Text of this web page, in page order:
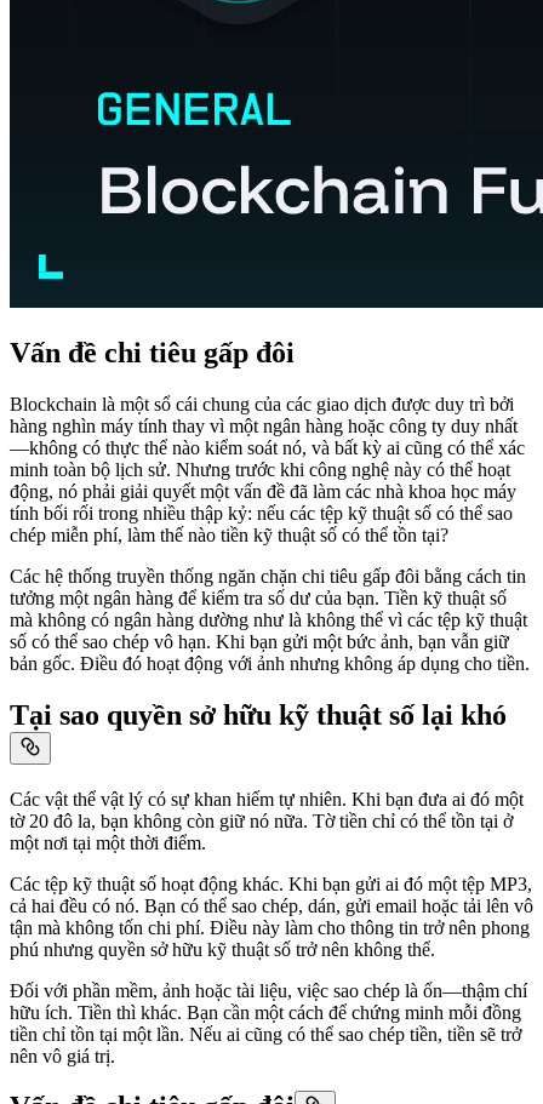
Vấn đề chi tiêu gấp đôi
Blockchain là một sổ cái chung của các giao dịch được duy trì bởi
hàng nghìn máy tính thay vì một ngân hàng hoặc công ty duy nhất
—không có thực thể nào kiểm soát nó, và bất kỳ ai cũng có thể xác
minh toàn bộ lịch sử. Nhưng trước khi công nghệ này có thể hoạt
động, nó phải giải quyết một vấn đề đã làm các nhà khoa học máy
tính bối rối trong nhiều thập kỷ: nếu các tệp kỹ thuật số có thể sao
chép miễn phí, làm thế nào tiền kỹ thuật số có thể tồn tại?
Các hệ thống truyền thống ngăn chặn chi tiêu gấp đôi bằng cách tin
tưởng một ngân hàng để kiểm tra số dư của bạn. Tiền kỹ thuật số
mà không có ngân hàng dường như là không thể vì các tệp kỹ thuật
số có thể sao chép vô hạn. Khi bạn gửi một bức ảnh, bạn vẫn giữ
bản gốc. Điều đó hoạt động với ảnh nhưng không áp dụng cho tiền.
Tại sao quyền sở hữu kỹ thuật số lại khó
Các vật thể vật lý có sự khan hiếm tự nhiên. Khi bạn đưa ai đó một
tờ 20 đô la, bạn không còn giữ nó nữa. Tờ tiền chỉ có thể tồn tại ở
một nơi tại một thời điểm.
Các tệp kỹ thuật số hoạt động khác. Khi bạn gửi ai đó một tệp MP3,
cả hai đều có nó. Bạn có thể sao chép, dán, gửi email hoặc tải lên vô
tận mà không tốn chi phí. Điều này làm cho thông tin trở nên phong
phú nhưng quyền sở hữu kỹ thuật số trở nên không thể.
Đối với phần mềm, ảnh hoặc tài liệu, việc sao chép là ổn—thậm chí
hữu ích. Tiền thì khác. Bạn cần một cách để chứng minh mỗi đồng
tiền chỉ tồn tại một lần. Nếu ai cũng có thể sao chép tiền, tiền sẽ trở
nên vô giá trị.